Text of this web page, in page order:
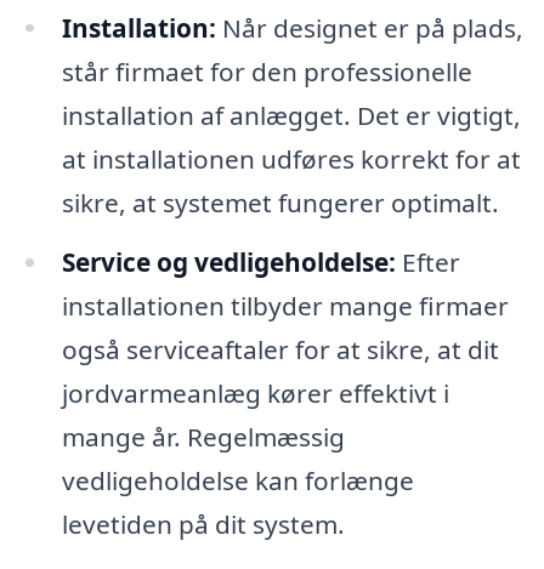
Installation: Når designet er på plads,
står firmaet for den professionelle
installation af anlægget. Det er vigtigt,
at installationen udføres korrekt for at
sikre, at systemet fungerer optimalt.
Service og vedligeholdelse: Efter
installationen tilbyder mange firmaer
også serviceaftaler for at sikre, at dit
jordvarmeanlæg kører effektivt i
mange år. Regelmæssig
vedligeholdelse kan forlænge
levetiden på dit system.